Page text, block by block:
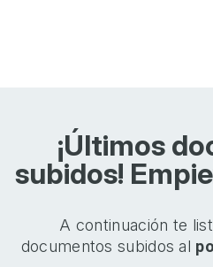
¡Últimos
subidos!
A continuación te
documentos subidos al